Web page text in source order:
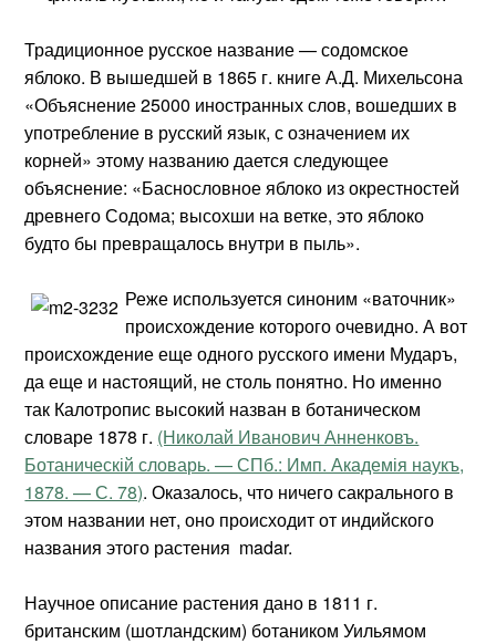
Традиционное русское название — содомское
яблоко. В вышедшей в 1865 г. книге А.Д. Михельсона
«Объяснение 25000 иностранных слов, вошедших в
употребление в русский язык, с означением их
корней» этому названию дается следующее
объяснение: «Баснословное яблоко из окрестностей
древнего Содома; высохши на ветке, это яблоко
будто бы превращалось внутри в пыль».
Реже используется синоним «ваточник»
происхождение которого очевидно. А вот
происхождение еще одного русского имени Мударъ,
да еще и настоящий, не столь понятно. Но именно
так Калотропис высокий назван в ботаническом
словаре 1878 г. (Николай Иванович Анненковъ.
Ботаническій словарь. — СПб.: Имп. Академія наукъ,
1878. — С. 78). Оказалось, что ничего сакрального в
этом названии нет, оно происходит от индийского
названия этого растения madar.
Научное описание растения дано в 1811 г.
британским (шотландским) ботаником Уильямом